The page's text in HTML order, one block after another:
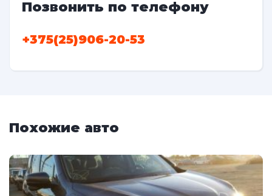
Позвонить по телефону
+375(25)906-20-53
Похожие авто